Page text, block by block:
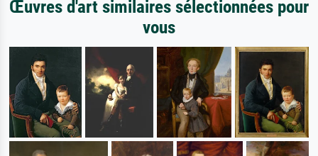
Œuvres d'art similaires sélectionnées pour
vous